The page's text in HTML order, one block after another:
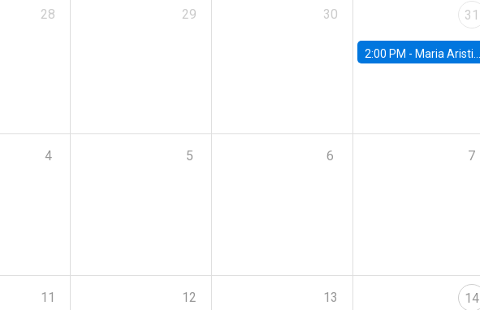
28 29 30 31
2:00 PM - Maria Aristizabal-Ramirez, FED Board
4 5 6 7
11 12 13 14